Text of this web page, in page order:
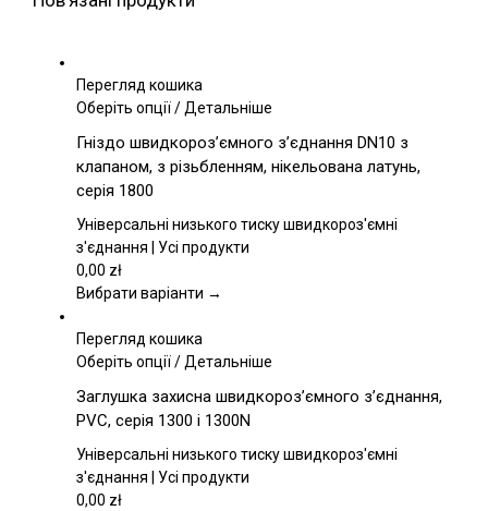
Перегляд кошика
Оберіть опціїЦей
має
кілька
Параметри
можна
на
товару
/Детальніше
Гніздо швидкороз’ємного з’єднання DN10 з
клапаном, з різьбленням, нікельована латунь,
серія 1800
Універсальні низького тиску швидкороз'ємні
з'єднання | Усі продукти
0,00 zł
Вибрати варіанти →
Перегляд кошика
Оберіть опціїЦей
має
кілька
варіантів.
Параметри
/Детальніше
Заглушка захисна швидкороз’ємного з’єднання,
PVC, серія 1300 і 1300N
Універсальні низького тиску швидкороз'ємні
з'єднання | Усі продукти
0,00 zł